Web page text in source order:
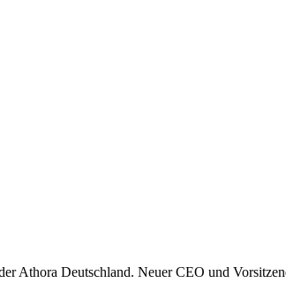
Athora Deutschland. Neuer CEO und